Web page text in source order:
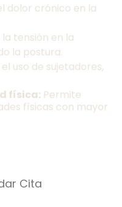
dolor crónico en la
la tensión en la
la postura.
uso de sujetadores,
física: Permite
físicas con mayor
Cita